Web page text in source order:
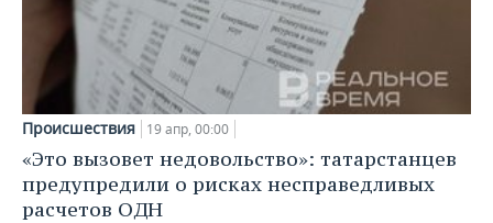
Происшествия 19 апр, 00:00
«Это вызовет недовольство»: татарстанцев
предупредили о рисках несправедливых
расчетов ОДН